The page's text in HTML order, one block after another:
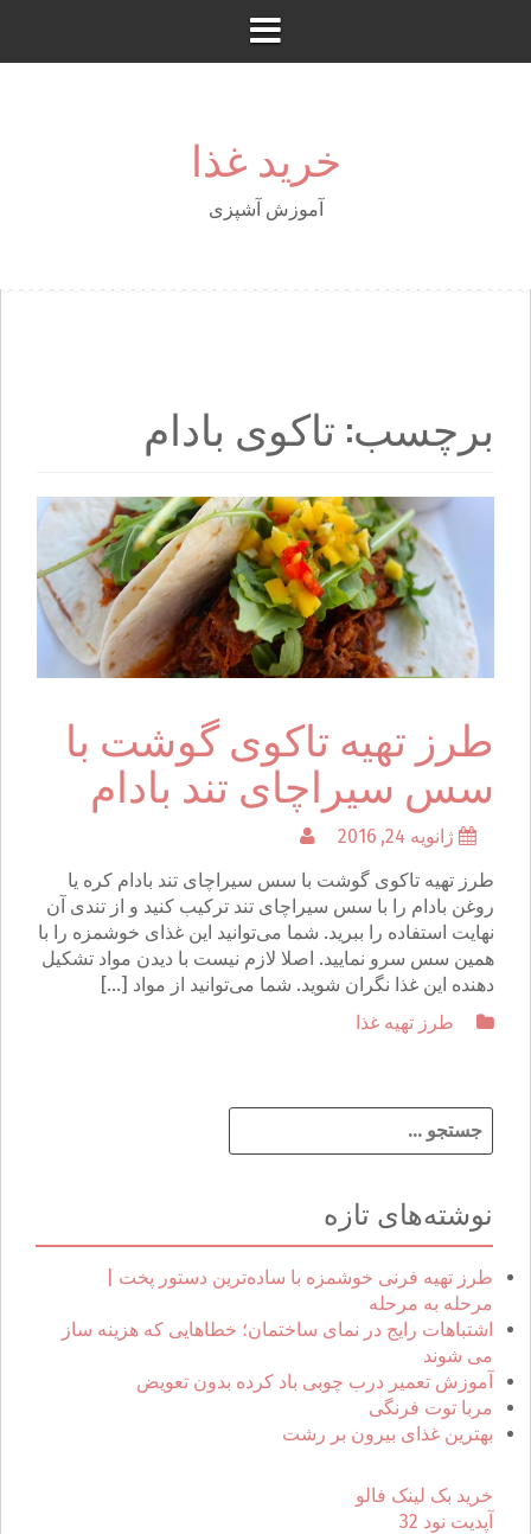
i
خرید غذا
آموزش آشپزی
برچسب: تاکوی بادام
طرز تهیه تاکوی گوشت با
سس سیراچای تند بادام
ژانویه 24, 2016
طرز تهیه تاکوی گوشت با سس سیراچای تند بادام کره یا
روغن بادام را با سس سیراچای تند ترکیب کنید و از تندی آن
نهایت استفاده را ببرید. شما می‌توانید این غذای خوشمزه را با
همین سس سرو نمایید. اصلا لازم نیست با دیدن مواد تشکیل
دهنده این غذا نگران شوید. شما می‌توانید از مواد […]
طرز تهیه غذا
س
و
ب
ر
ا
ی
:
نوشته‌های تازه
طرز تهیه فرنی خوشمزه با ساده‌ترین دستور پخت |
مرحله به مرحله
اشتباهات رایج در نمای ساختمان؛ خطاهایی که هزینه ساز
می شوند
آموزش تعمیر درب چوبی باد کرده بدون تعویض
مربا توت فرنگی
بهترین غذای بیرون بر رشت
خرید بک لینک فالو
آپدیت نود 32